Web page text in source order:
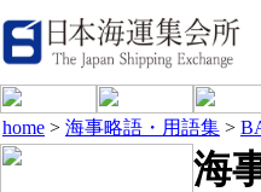
home > 海事略語・用語集 >
海